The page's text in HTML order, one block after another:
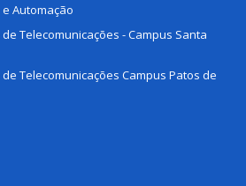
Automação
Telecomunicações - Campus Santa
Telecomunicações Campus Patos de